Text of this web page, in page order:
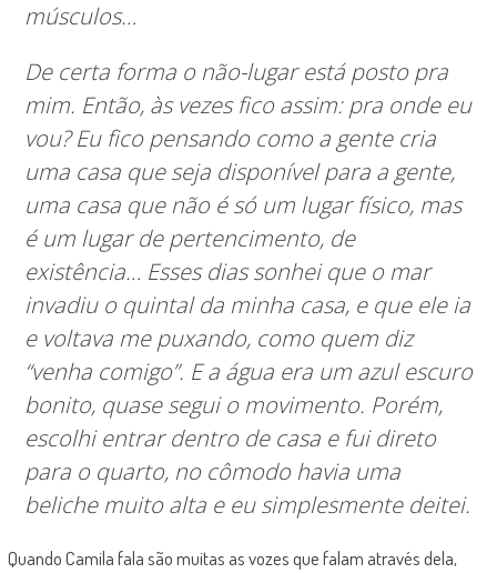
músculos…
De certa forma o não-lugar está posto pra
mim. Então, às vezes fico assim: pra onde eu
vou? Eu fico pensando como a gente cria
uma casa que seja disponível para a gente,
uma casa que não é só um lugar físico, mas
é um lugar de pertencimento, de
existência… Esses dias sonhei que o mar
invadiu o quintal da minha casa, e que ele ia
e voltava me puxando, como quem diz
“venha comigo”. E a água era um azul escuro
bonito, quase segui o movimento. Porém,
escolhi entrar dentro de casa e fui direto
para o quarto, no cômodo havia uma
beliche muito alta e eu simplesmente deitei.
Quando Camila fala são muitas as vozes que falam através dela,